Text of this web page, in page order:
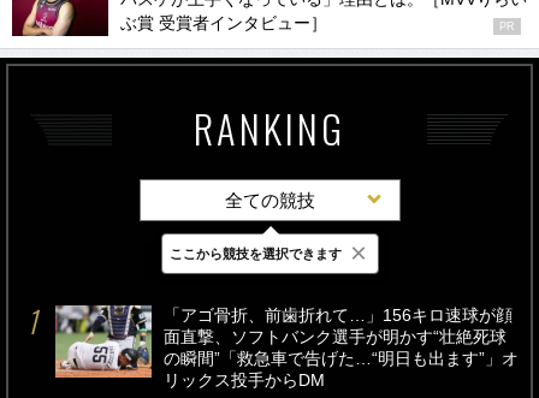
ぶ賞 受賞者インタビュー］
PR
RANKING
全ての競技
最新 24時間 週間
「アゴ骨折、前歯折れて…」156キロ速球が顔
面直撃、ソフトバンク選手が明かす“壮絶死球
の瞬間”「救急車で告げた…“明日も出ます”」オ
リックス投手からDM
ここから競技を選択できます ×